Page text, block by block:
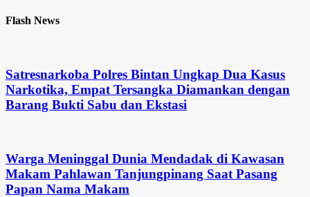
Flash News
Satresnarkoba Polres Bintan Ungkap Dua Kasus
Narkotika, Empat Tersangka Diamankan dengan
Barang Bukti Sabu dan Ekstasi
Warga Meninggal Dunia Mendadak di Kawasan
Makam Pahlawan Tanjungpinang Saat Pasang
Papan Nama Makam